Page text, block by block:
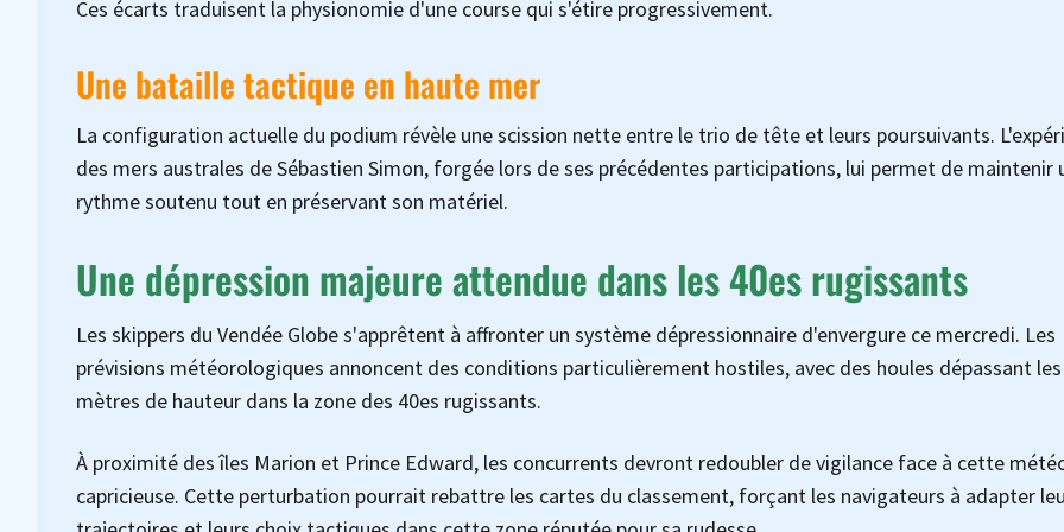
Ces écarts traduisent la physionomie d'une course qui s'étire progressivement.
Une bataille tactique en haute mer
La configuration actuelle du podium révèle une scission nette entre le trio de tête et leurs poursuivants.
des mers australes de Sébastien Simon, forgée lors de ses précédentes participations, lui permet de maintenir
rythme soutenu tout en préservant son matériel.
Une dépression majeure attendue dans les 40es rugissants
Les skippers du Vendée Globe s'apprêtent à affronter un système dépressionnaire d'envergure ce mercredi. Les
prévisions météorologiques annoncent des conditions particulièrement hostiles, avec des houles dépassant les
mètres de hauteur dans la zone des 40es rugissants.
À proximité des îles Marion et Prince Edward, les concurrents devront redoubler de vigilance face à cette
capricieuse. Cette perturbation pourrait rebattre les cartes du classement, forçant les navigateurs à adapter